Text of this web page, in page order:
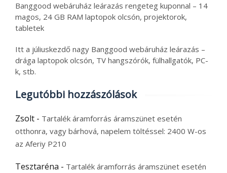
Banggood webáruház leárazás rengeteg kuponnal – 14
magos, 24 GB RAM laptopok olcsón, projektorok,
tabletek
Itt a júliuskezdő nagy Banggood webáruház leárazás –
drága laptopok olcsón, TV hangszórók, fülhallgatók, PC-
k, stb.
Legutóbbi hozzászólások
Zsolt - Tartalék áramforrás áramszünet esetén
otthonra, vagy bárhová, napelem töltéssel: 2400 W-os
az Aferiy P210
Tesztaréna - Tartalék áramforrás áramszünet esetén